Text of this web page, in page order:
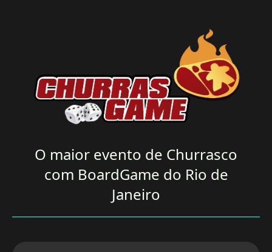
O maior evento de Churrasco
com BoardGame do Rio de
Janeiro